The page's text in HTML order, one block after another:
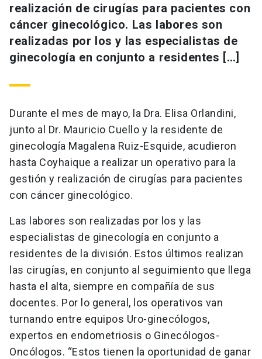
realización de cirugías para pacientes con
cáncer ginecológico. Las labores son
realizadas por los y las especialistas de
ginecología en conjunto a residentes […]
Durante el mes de mayo, la Dra. Elisa Orlandini,
junto al Dr. Mauricio Cuello y la residente de
ginecología Magalena Ruiz-Esquide, acudieron
hasta Coyhaique a realizar un operativo para la
gestión y realización de cirugías para pacientes
con cáncer ginecológico.
Las labores son realizadas por los y las
especialistas de ginecología en conjunto a
residentes de la división. Estos últimos realizan
las cirugías, en conjunto al seguimiento que llega
hasta el alta, siempre en compañía de sus
docentes. Por lo general, los operativos van
turnando entre equipos Uro-ginecólogos,
expertos en endometriosis o Ginecólogos-
Oncólogos. “Estos tienen la oportunidad de ganar